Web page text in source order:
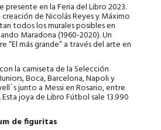
en la Feria del Libro 2023.
creación de Nicolás Reyes y Máximo
todos los murales posibles en
Maradona (1960-2020). Un
más grande” a través del arte en
la camiseta de la Selección
Boca, Barcelona, Napoli y
junto a Messi en Rosario, entre
joya de Libro Fútbol sale 13.990
de figuritas